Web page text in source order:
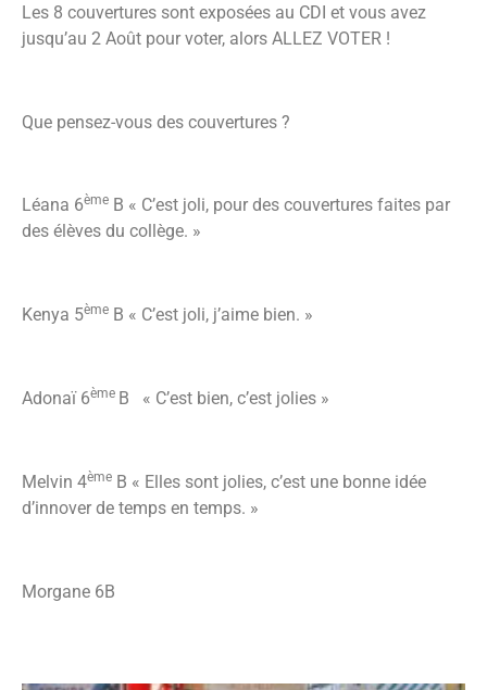
Les 8 couvertures sont exposées au CDI et vous avez
jusqu’au 2 Août pour voter, alors ALLEZ VOTER !
Que pensez-vous des couvertures ?
Léana 6ème B « C’est joli, pour des couvertures faites par
des élèves du collège. »
Kenya 5ème B « C’est joli, j’aime bien. »
Adonaï 6ème B « C’est bien, c’est jolies »
Melvin 4ème B « Elles sont jolies, c’est une bonne idée
d’innover de temps en temps. »
Morgane 6B